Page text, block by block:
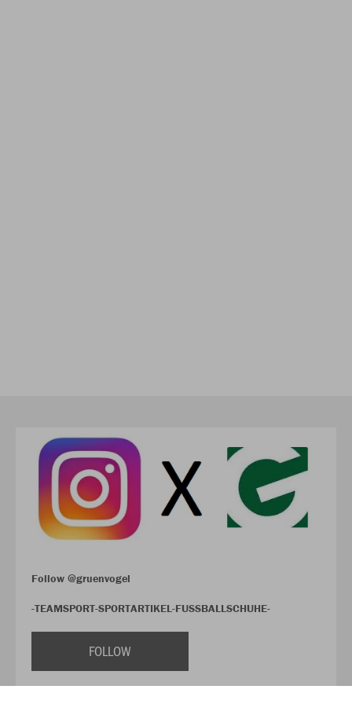
Follow @gruenvogel
-TEAMSPORT-SPORTARTIKEL-FUSSBALLSCHUHE-
FOLLOW